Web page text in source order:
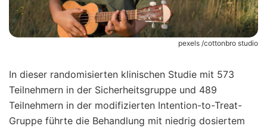
pexels /cottonbro studio
In dieser randomisierten klinischen Studie mit 573
Teilnehmern in der Sicherheitsgruppe und 489
Teilnehmern in der modifizierten Intention-to-Treat-
Gruppe führte die Behandlung mit niedrig dosiertem